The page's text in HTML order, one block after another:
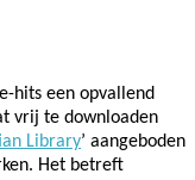
hits een opvallend
vrij te downloaden
Library’ aangeboden
Het betreft